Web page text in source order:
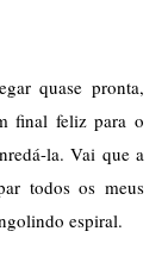
quase pronta,
final feliz para o
la. Vai que a
todos os meus
espiral.